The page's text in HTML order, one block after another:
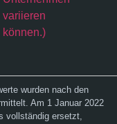
wurden nach den
Am 1 Januar 2022
vollständig ersetzt,